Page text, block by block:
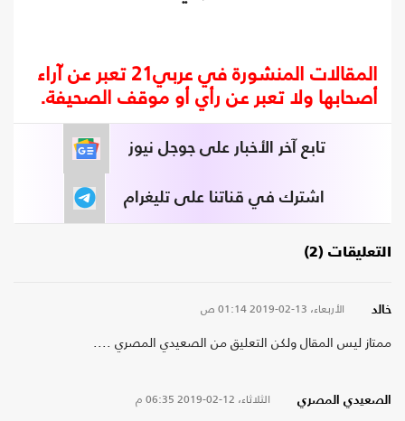
المقالات المنشورة في عربي21 تعبر عن آراء
أصحابها ولا تعبر عن رأي أو موقف الصحيفة.
تابع آخر الأخبار على جوجل نيوز
اشترك في قناتنا على تليغرام
التعليقات (2)
خالد الأربعاء، 13-02-2019 01:14 ص
ممتاز ليس المقال ولكن التعليق من الصعيدي المصري ....
الصعيدي المصري الثلاثاء، 12-02-2019 06:35 م